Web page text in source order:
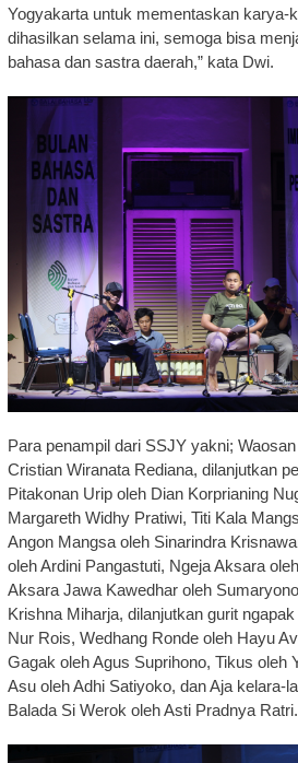
Yogyakarta untuk mementaskan karya-
dihasilkan selama ini, semoga bisa
bahasa dan sastra daerah,” kata Dwi.
Para penampil dari SSJY yakni;
Cristian Wiranata Rediana, dilanjutkan
Pitakonan Urip oleh Dian Korprianing
Margareth Widhy Pratiwi, Titi Kala
Angon Mangsa oleh Sinarindra
oleh Ardini Pangastuti, Ngeja Aksara
Aksara Jawa Kawedhar oleh
Krishna Miharja, dilanjutkan gurit
Nur Rois, Wedhang Ronde oleh Hayu
Gagak oleh Agus Suprihono, Tikus oleh
Asu oleh Adhi Satiyoko, dan Aja kelara-
Balada Si Werok oleh Asti Pradnya Ratri.